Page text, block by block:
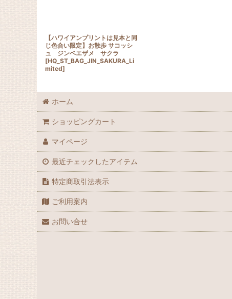
【ハワイアンプリントは見本と同
じ色合い限定】お散歩 サコッシ
ュ ジンベエザメ サクラ
[HQ_ST_BAG_JIN_SAKURA_Li
mited]
ホーム
ショッピングカート
マイページ
最近チェックしたアイテム
特定商取引法表示
ご利用案内
お問い合せ